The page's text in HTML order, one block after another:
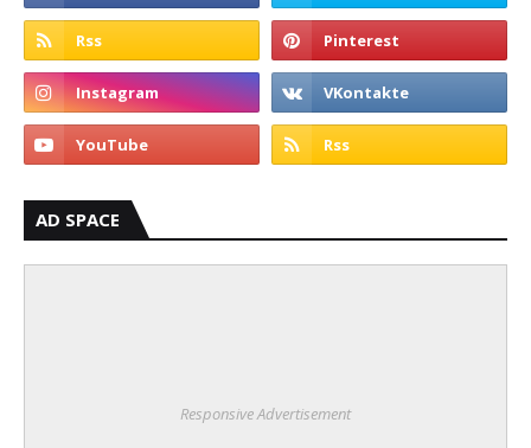
AD SPACE
Responsive Advertisement